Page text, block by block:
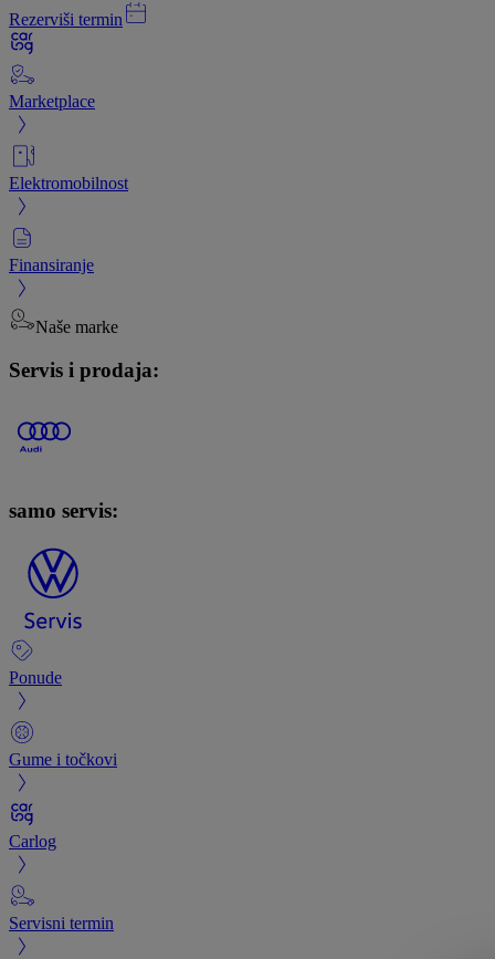
Rezerviši termin
Marketplace
Elektromobilnost
Finansiranje
Naše marke
Servis i prodaja:
samo servis:
Ponude
Gume i točkovi
Carlog
Servisni termin